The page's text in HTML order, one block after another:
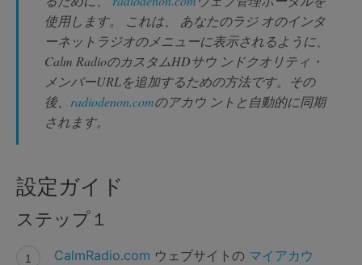
使用します。 これは、 あなたのラジ オのインタ
ーネットラジオのメニューに表示されるように、
Calm RadioのカスタムHDサウ ンドクオリティ・
メンバーURLを追加するための方法です。その
後、 radiodenon.comのアカウ ントと自動的に同期
されます。
設定ガイド
ステップ１
CalmRadio.com ウェブサイトの マイアカウ